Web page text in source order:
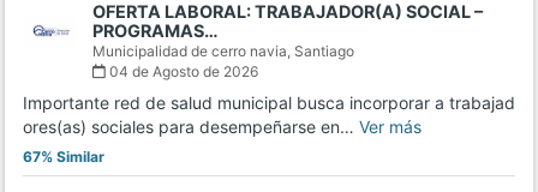
OFERTA LABORAL: TRABAJADOR(A) SOCIAL –
PROGRAMAS…
Municipalidad de cerro navia, Santiago
04 de Agosto de 2026
Importante red de salud municipal busca incorporar a trabajad
ores(as) sociales para desempeñarse en… Ver más
67% Similar